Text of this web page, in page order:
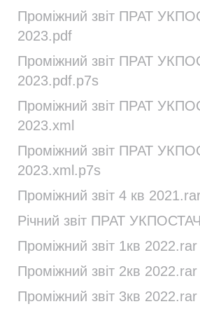
Проміжний звіт ПРАТ
2023.pdf
Проміжний звіт ПРАТ
2023.pdf.p7s
Проміжний звіт ПРАТ
2023.xml
Проміжний звіт ПРАТ
2023.xml.p7s
Проміжний звіт 4 кв
Річний звіт ПРАТ
Проміжний звіт 1кв 2022.rar
Проміжний звіт 2кв 2022.rar
Проміжний звіт 3кв 2022.rar